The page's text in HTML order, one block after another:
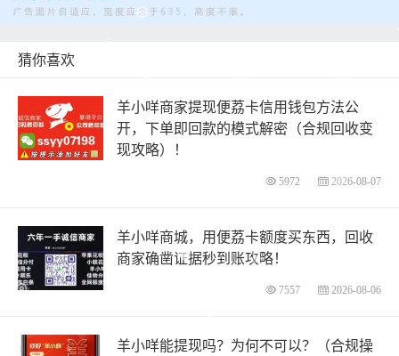
猜你喜欢
羊小咩商家提现便荔卡信用钱包方法公
开，下单即回款的模式解密（合规回收变
现攻略）！
5972 2026-08-07
羊小咩商城，用便荔卡额度买东西，回收
商家确凿证据秒到账攻略！
7557 2026-08-06
羊小咩能提现吗？为何不可以？（合规操